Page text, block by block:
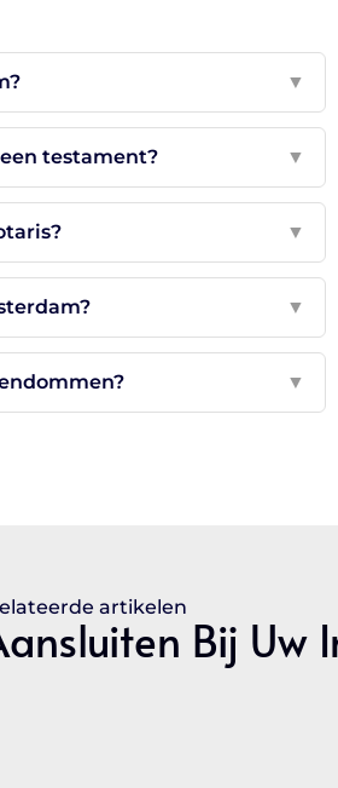
▼
testament? ▼
▼
▼
▼
artikelen
Bij Uw